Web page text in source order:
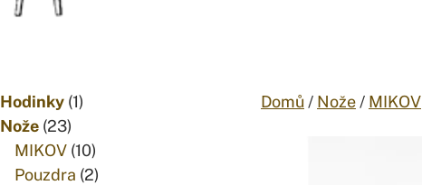
Hodinky 11
Nože 2323
produktů
MIKOV 1010
produktů
Pouzdra 22
Domů / Nože / MIKOV